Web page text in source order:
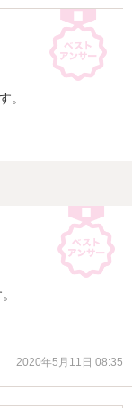
。
2020年5月11日 08:35